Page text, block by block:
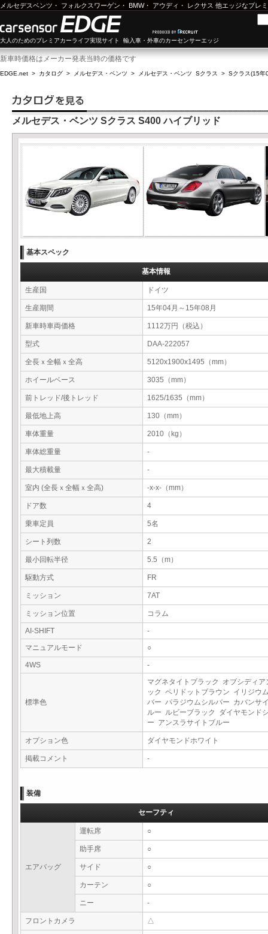
メルセデスベンツ ・ フォルクスワーゲン ・ BMW・ アウディ ・ レクサス 他エッジなプレ
大人のためのプレミアカーライフ実現サイト 輸入車・外車のカーセンサーエッジ
新車時価格はメーカー発表当時の価格です
EDGE.net > カタログ > メルセデス・ベンツ > メルセデス・ベンツ Sクラス > Sクラス(15年
メルセデス・ベンツ Sクラス S400 ハイブリッド
基本スペック
基本情報
生産国 ドイツ
生産期間 15年04月～15年08月
新車時車両価格 1112万円（税込）
型式 DAA-222057
全長ｘ全幅ｘ全高 5120x1900x1495（mm）
ホイールベース 3035（mm）
前トレッド/後トレッド 1625/1635（mm）
最低地上高 130（mm）
車体重量 2010（kg）
車体総重量 -
最大積載量 -
室内 (全長ｘ全幅ｘ全高) -x-x-（mm）
ドア数 4
乗車定員 5名
シート列数 2
最小回転半径 5.5（m）
駆動方式 FR
ミッション 7AT
ミッション位置 コラム
AI-SHIFT
-
マニュアルモード
○
4WS -
標準色
マグネタイトブラック オブシディア
ック ペリドットブラウン イリジウ
バー パラジウムシルバー カバンサ
ルー ルビーブラック ダイヤモンド
ー アンスラサイトブルー
オプション色 ダイヤモンドホワイト
掲載コメント -
装備
セーフティ
エアバッグ
運転席 ○
助手席 ○
サイド ○
カーテン ○
ニー -
フロントカメラ △